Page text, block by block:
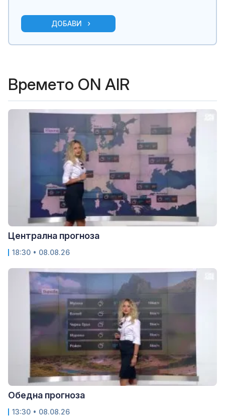
ДОБАВИ
Времето ON AIR
Централна прогноза
18:30 • 08.08.26
Обедна прогноза
13:30 • 08.08.26